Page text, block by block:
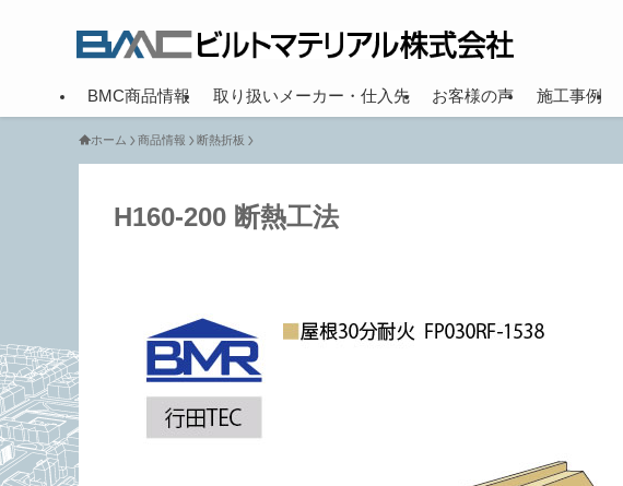
BMC商品情報 取り扱いメーカー・仕入先 お客様の声 施工事例
ホーム 商品情報 断熱折板
H160-200 断熱工法